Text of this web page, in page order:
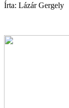
Írta: Lázár Gergely